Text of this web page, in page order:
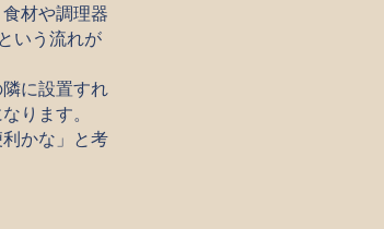
材や調理器
いう流れが
に設置すれ
ります。
かな」と考